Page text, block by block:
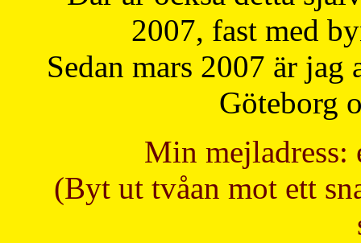
2007, fast med
Sedan mars 2007 är
Göteborg
Min mejladress:
(Byt ut tvåan mot ett